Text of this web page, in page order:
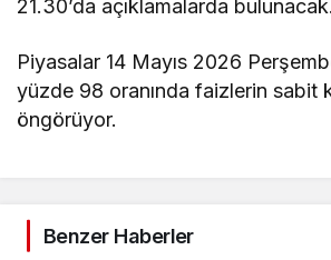
21.30’da açıklamalarda bulunacak.
Piyasalar 14 Mayıs 2026
yüzde 98 oranında faizlerin sabit
öngörüyor.
Benzer Haberler